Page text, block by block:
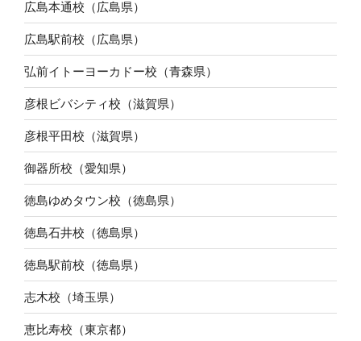
広島本通校（広島県）
広島駅前校（広島県）
弘前イトーヨーカドー校（青森県）
彦根ビバシティ校（滋賀県）
彦根平田校（滋賀県）
御器所校（愛知県）
徳島ゆめタウン校（徳島県）
徳島石井校（徳島県）
徳島駅前校（徳島県）
志木校（埼玉県）
恵比寿校（東京都）